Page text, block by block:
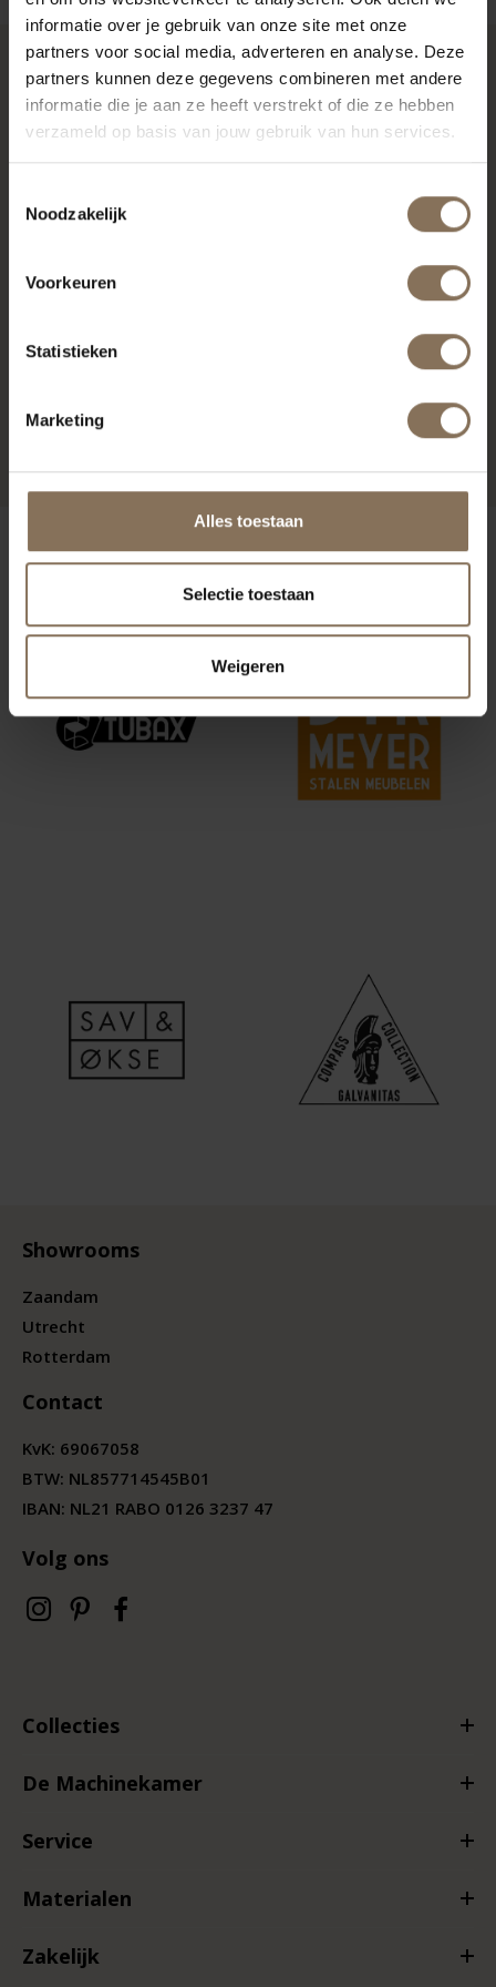
informatie over je gebruik van onze site met onze
partners voor social media, adverteren en analyse. Deze
partners kunnen deze gegevens combineren met andere
informatie die je aan ze heeft verstrekt of die ze hebben
verzameld op basis van jouw gebruik van hun services.
Noodzakelijk
Voorkeuren
Statistieken
Marketing
Alles toestaan
Selectie toestaan
Weigeren
RECENT BEKEKEN
AKSEL FAUTEUIL | SILVER
ONZE MERKEN
Showrooms
Zaandam
Utrecht
Rotterdam
Contact
KvK: 69067058
BTW: NL857714545B01
IBAN: NL21 RABO 0126 3237 47
Volg ons
Collecties
De Machinekamer
Service
Materialen
Zakelijk